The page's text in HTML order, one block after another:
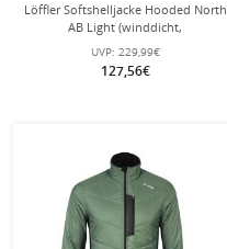
Löffler Softshelljacke Hooded North
AB Light (winddicht,
wärmeisolierend) rot Herren
UVP: 229,99€
127,56€